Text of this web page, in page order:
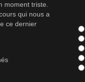
moment triste.
qui nous a
ce dernier